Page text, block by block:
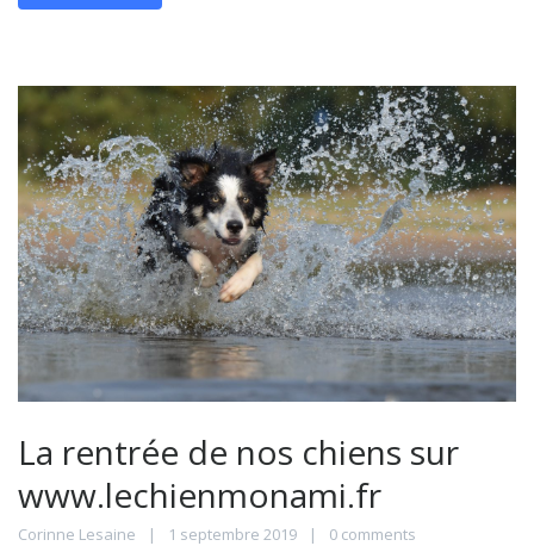
La rentrée de nos chiens sur
www.lechienmonami.fr
Corinne Lesaine 1 septembre 2019 0 comments